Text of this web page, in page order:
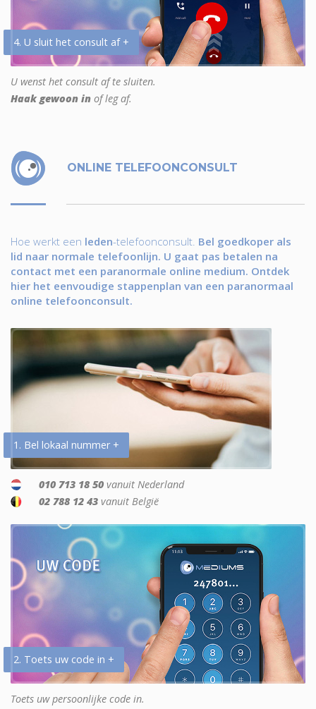
4. U sluit het consult af +
U wenst het consult af te sluiten.
Haak gewoon in of leg af.
ONLINE TELEFOONCONSULT
Hoe werkt een leden-telefoonconsult. Bel goedkoper als
lid naar normale telefoonlijn. U gaat pas betalen na
contact met een paranormale online medium. Ontdek
hier het eenvoudige stappenplan van een paranormaal
online telefoonconsult.
1. Bel lokaal nummer +
010 713 18 50 vanuit Nederland
02 788 12 43 vanuit België
2. Toets uw code in +
Toets uw persoonlijke code in.